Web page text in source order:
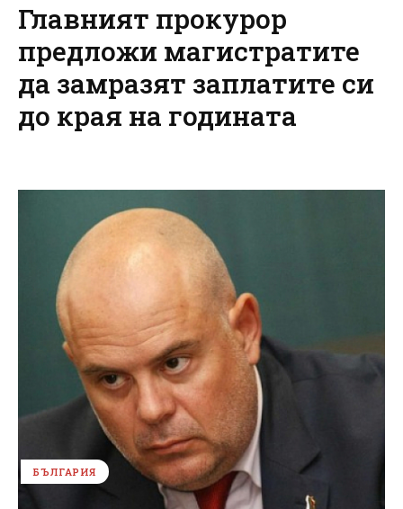
Главният прокурор
предложи магистратите
да замразят заплатите си
до края на годината
БЪЛГАРИЯ